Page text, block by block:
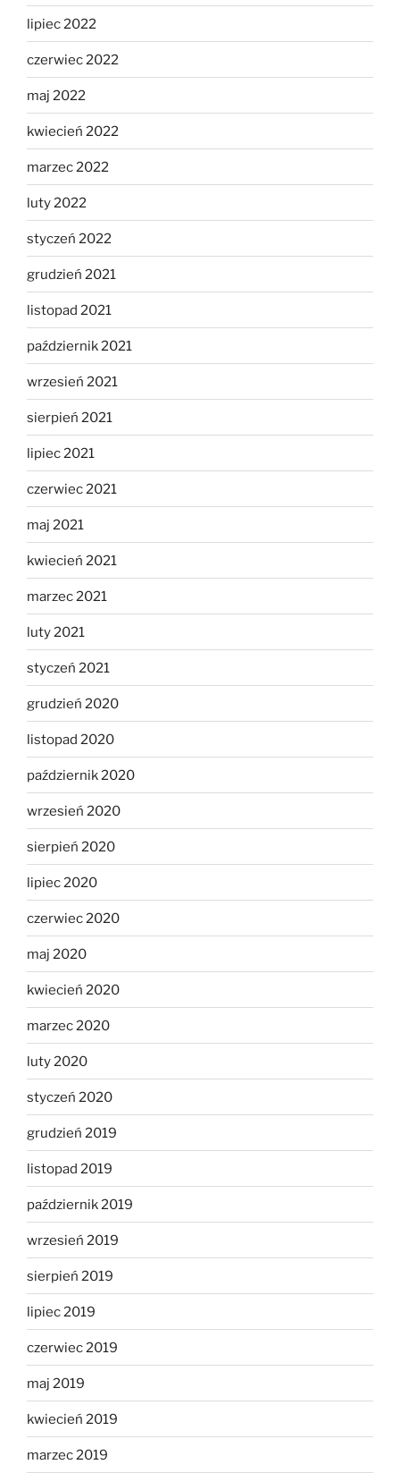
lipiec 2022
czerwiec 2022
maj 2022
kwiecień 2022
marzec 2022
luty 2022
styczeń 2022
grudzień 2021
listopad 2021
październik 2021
wrzesień 2021
sierpień 2021
lipiec 2021
czerwiec 2021
maj 2021
kwiecień 2021
marzec 2021
luty 2021
styczeń 2021
grudzień 2020
listopad 2020
październik 2020
wrzesień 2020
sierpień 2020
lipiec 2020
czerwiec 2020
maj 2020
kwiecień 2020
marzec 2020
luty 2020
styczeń 2020
grudzień 2019
listopad 2019
październik 2019
wrzesień 2019
sierpień 2019
lipiec 2019
czerwiec 2019
maj 2019
kwiecień 2019
marzec 2019